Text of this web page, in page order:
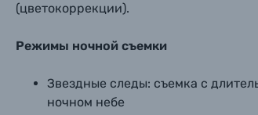
(цветокоррекции).
Режимы ночной съемки
Звездные следы: съемка с
ночном небе